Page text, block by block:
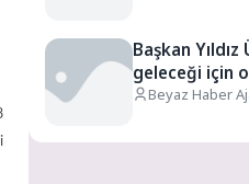
Başkan Yıldız
geleceği için
oluşturulmalı”
Beyaz Haber